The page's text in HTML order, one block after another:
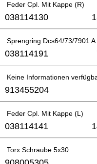
Feder Cpl. Mit Kappe (R)
038114130
Sprengring Dcs64/73/7901 A
038114191
Keine Informationen
913455204
Feder Cpl. Mit Kappe (L)
038114141
Torx Schraube 5x30